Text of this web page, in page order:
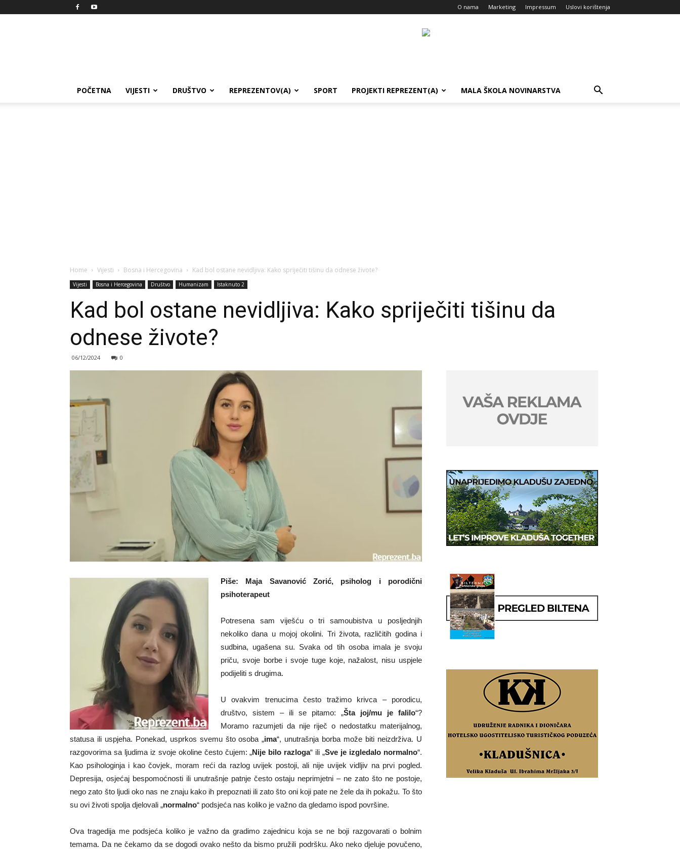
O nama Marketing Impressum Uslovi korištenja
POČETNA VIJESTI DRUŠTVO REPREZENTOV(A) SPORT PROJEKTI REPREZENT(A) MALA ŠKOLA NOVINARSTVA
Home Vijesti Bosna i Hercegovina Kad bol ostane nevidljiva: Kako spriječiti tišinu da odnese živote?
Vijesti Bosna i Hercegovina Društvo Humanizam Istaknuto 2
Kad bol ostane nevidljiva: Kako spriječiti tišinu da
odnese živote?
06/12/2024 0
Piše: Maja Savanović Zorić, psiholog i porodični
psihoterapeut
Potresena sam viješću o tri samoubistva u posljednjih
nekoliko dana u mojoj okolini. Tri života, različitih godina i
sudbina, ugašena su. Svaka od tih osoba imala je svoju
priču, svoje borbe i svoje tuge koje, nažalost, nisu uspjele
podijeliti s drugima.
U ovakvim trenucima često tražimo krivca – porodicu,
društvo, sistem – ili se pitamo: „Šta joj/mu je falilo“?
Moramo razumjeti da nije riječ o nedostatku materijalnog,
statusa ili uspjeha. Ponekad, usprkos svemu što osoba „ima“, unutrašnja borba može biti neizdrživa. U
razgovorima sa ljudima iz svoje okoline često čujem: „Nije bilo razloga“ ili „Sve je izgledalo normalno“.
Kao psihologinja i kao čovjek, moram reći da razlog uvijek postoji, ali nije uvijek vidljiv na prvi pogled.
Depresija, osjećaj bespomoćnosti ili unutrašnje patnje često ostaju neprimjetni – ne zato što ne postoje,
nego zato što ljudi oko nas ne znaju kako ih prepoznati ili zato što oni koji pate ne žele da ih pokažu. To što
su ovi životi spolja djelovali „normalno“ podsjeća nas koliko je važno da gledamo ispod površine.
Ova tragedija me podsjeća koliko je važno da gradimo zajednicu koja se ne boji razgovarati o bolnim
temama. Da ne čekamo da se dogodi ovako nešto da bismo pružili podršku. Ako neko djeluje povučeno,